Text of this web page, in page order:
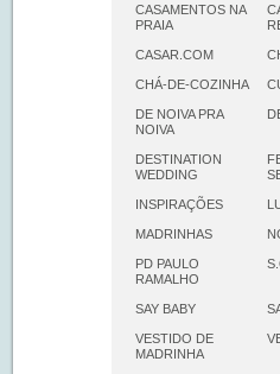
CASAMENTOS NA
PRAIA
CASAR.COM
CHÁ-DE-COZINHA
DE NOIVA PRA
NOIVA
DESTINATION
WEDDING
INSPIRAÇÕES
MADRINHAS
PD PAULO
RAMALHO
SAY BABY
VESTIDO DE
MADRINHA